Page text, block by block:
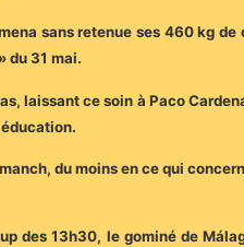
sans retenue ses 460 kg
du 31 mai.
laissant ce soin à Paco
du moins en ce qui
des 13h30, le gominé de